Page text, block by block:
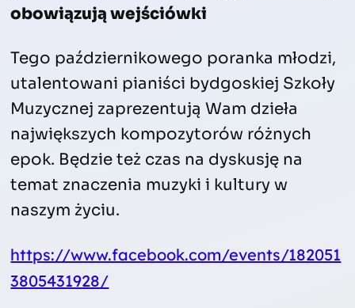
obowiązują wejściówki
Tego październikowego poranka młodzi,
utalentowani pianiści bydgoskiej Szkoły
Muzycznej zaprezentują Wam dzieła
największych kompozytorów różnych
epok. Będzie też czas na dyskusję na
temat znaczenia muzyki i kultury w
naszym życiu.
https://www.facebook.com/events/182051
3805431928/